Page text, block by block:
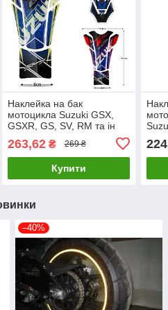
Наклейка на бак
мотоцикла Suzuki GSX,
GSXR, GS, SV, RM та ін
263,62₴ 269 ₴
Купити
224
–40%